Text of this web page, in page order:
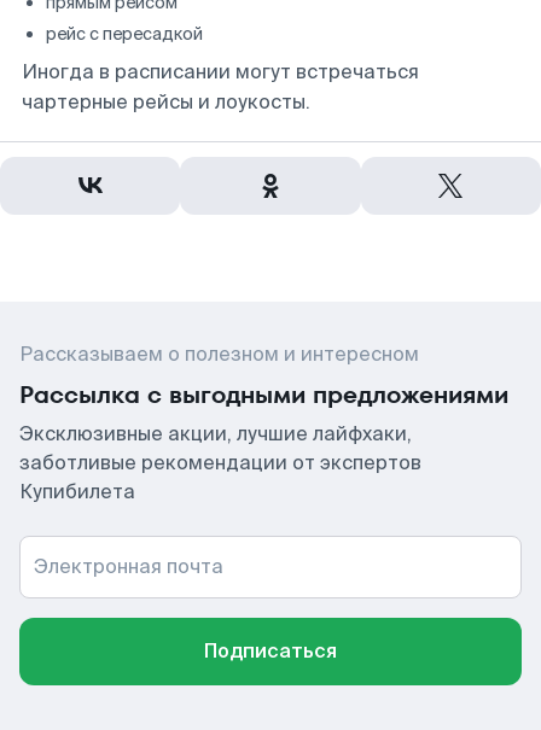
рейс с пересадкой
Иногда в расписании могут встречаться
чартерные рейсы и лоукосты.
Рассказываем о полезном и интересном
Рассылка с выгодными предложениями
Эксклюзивные акции, лучшие лайфхаки,
заботливые рекомендации от экспертов
Купибилета
Электронная почта
Подписаться